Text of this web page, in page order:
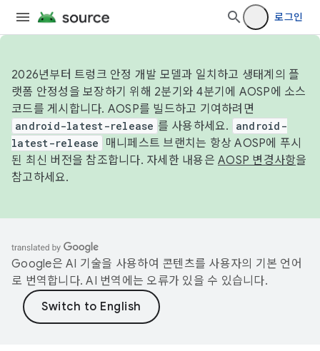
로그인
2026년부터 트렁크 안정 개발 모델과 일치하고 생태계의 플
랫폼 안정성을 보장하기 위해 2분기와 4분기에 AOSP에 소스
코드를 게시합니다. AOSP를 빌드하고 기여하려면
android-latest-release 를 사용하세요.
android-
latest-release
매니페스트 브랜치는 항상 AOSP에 푸시
된 최신 버전을 참조합니다. 자세한 내용은 AOSP 변경사항을
참고하세요.
Google은 AI 기술을 사용하여 콘텐츠를 사용자의 기본 언어
로 번역합니다. AI 번역에는 오류가 있을 수 있습니다.